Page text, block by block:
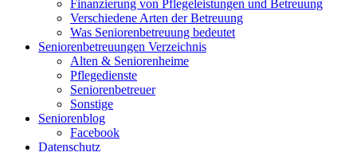
Finanzierung von Pflegeleistungen und Betreuung
Verschiedene Arten der Betreuung
Was Seniorenbetreuung bedeutet
Seniorenbetreuungen Verzeichnis
Alten & Seniorenheime
Pflegedienste
Seniorenbetreuer
Sonstige
Seniorenblog
Facebook
Datenschutz